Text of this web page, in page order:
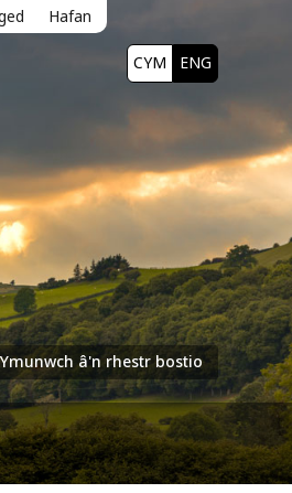
Hafan
ENG
CYM
Ymunwch â'n rhestr bostio